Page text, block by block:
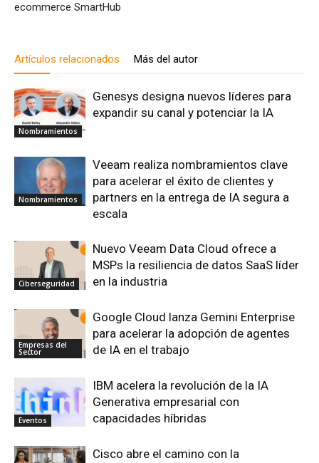
ecommerce SmartHub
Artículos relacionados Más del autor
Nombramientos
Genesys designa nuevos líderes para
expandir su canal y potenciar la IA
Nombramientos
Veeam realiza nombramientos clave
para acelerar el éxito de clientes y
partners en la entrega de IA segura a
escala
Ciberseguridad
Nuevo Veeam Data Cloud ofrece a
MSPs la resiliencia de datos SaaS líder
en la industria
Empresas del
Sector
Google Cloud lanza Gemini Enterprise
para acelerar la adopción de agentes
de IA en el trabajo
Eventos
IBM acelera la revolución de la IA
Generativa empresarial con
capacidades híbridas
Cisco abre el camino con la